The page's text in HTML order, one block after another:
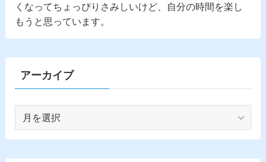
くなってちょっぴりさみしいけど、自分の時間を楽し
もうと思っています。
アーカイブ
カ
イ